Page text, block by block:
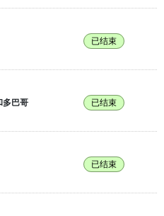
已结束
多巴哥 已结束
已结束